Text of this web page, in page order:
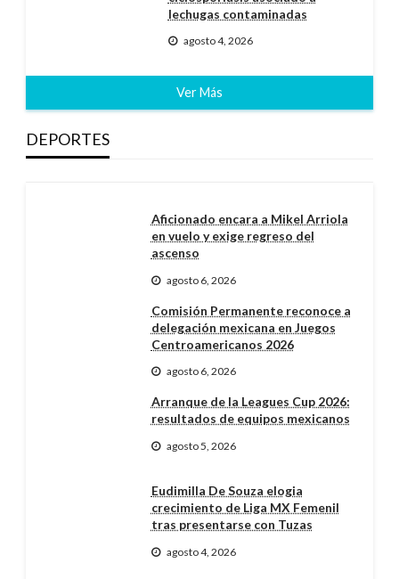
lechugas contaminadas
agosto 4, 2026
Ver Más
DEPORTES
Aficionado encara a Mikel Arriola
en vuelo y exige regreso del
ascenso
agosto 6, 2026
Comisión Permanente reconoce a
delegación mexicana en Juegos
Centroamericanos 2026
agosto 6, 2026
Arranque de la Leagues Cup 2026:
resultados de equipos mexicanos
agosto 5, 2026
Eudimilla De Souza elogia
crecimiento de Liga MX Femenil
tras presentarse con Tuzas
agosto 4, 2026